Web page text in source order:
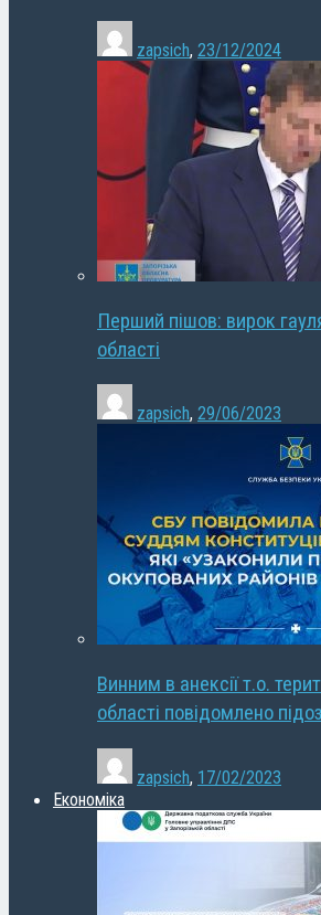
zapsich, 23/12/2024
Перший пішов: вирок
області
zapsich, 29/06/2023
Винним в анексії т.о.
області повідомлено
zapsich, 17/02/2023
Економіка